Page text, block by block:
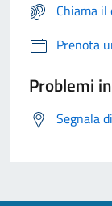
Chiama
Prenota
Problemi
Segnala